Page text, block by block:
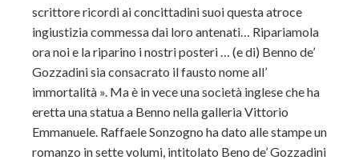
scrittore ricordi ai concittadini suoi questa atroce
ingiustizia commessa dai loro antenati… Ripariamola
ora noi e la riparino i nostri posteri … (e di) Benno de’
Gozzadini sia consacrato il fausto nome all’
immortalità ». Ma è in vece una società inglese che ha
eretta una statua a Benno nella galleria Vittorio
Emmanuele. Raffaele Sonzogno ha dato alle stampe un
romanzo in sette volumi, intitolato Beno de’ Gozzadini